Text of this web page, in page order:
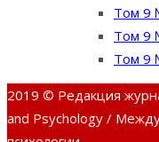
Том 9
Том 9
Том 9
2019 © Редакция
and Psychology /